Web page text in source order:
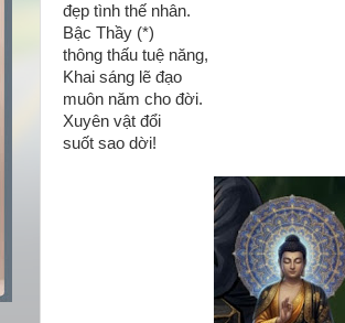
đẹp tình thế nhân.
Bậc Thầy (*)
thông thấu tuệ năng,
Khai sáng lẽ đạo
muôn năm cho đời.
Xuyên vật đổi
suốt sao dời!